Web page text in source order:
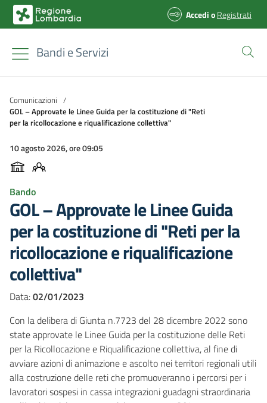
AccedioRegistrati
Bandi e Servizi
Comunicazioni /
GOL – Approvate le Linee Guida per la costituzione di "Reti
per la ricollocazione e riqualificazione collettiva"
10 agosto 2026, ore 09:05
Bando
GOL – Approvate le Linee Guida
per la costituzione di "Reti per la
ricollocazione e riqualificazione
collettiva"
Data:02/01/2023
Con la delibera di Giunta n.7723 del 28 dicembre 2022 sono
state approvate le Linee Guida per la costituzione delle Reti
per la Ricollocazione e Riqualificazione collettiva, al fine di
avviare azioni di animazione e ascolto nei territori regionali utili
alla costruzione delle reti che promuoveranno i percorsi per i
lavoratori sospesi in cassa integrazioni guadagni straordinaria